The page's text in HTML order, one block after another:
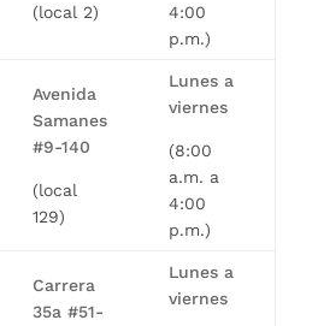
(local 2)
4:00
p.m.)
Avenida
Samanes
#9-140
(local
129)
Lunes a
viernes
(8:00
a.m. a
4:00
p.m.)
Carrera
35a #51-
Lunes a
viernes